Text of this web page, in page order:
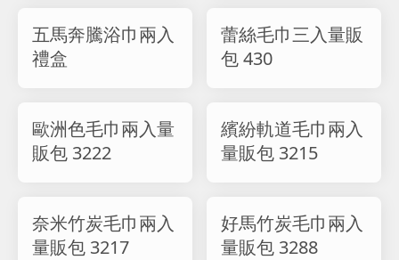
五馬奔騰浴巾兩入
禮盒
蕾絲毛巾三入量販
包 430
歐洲色毛巾兩入量
販包 3222
繽紛軌道毛巾兩入
量販包 3215
奈米竹炭毛巾兩入
量販包 3217
好馬竹炭毛巾兩入
量販包 3288